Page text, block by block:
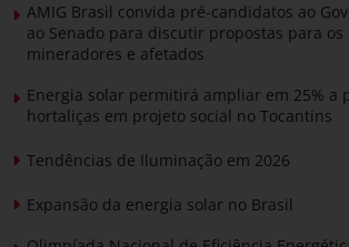
AMIG Brasil convida pré-candidatos ao
ao Senado para discutir propostas para
mineradores e afetados
Energia solar permitirá ampliar em 25% a
hortaliças em projeto social no Tocantins
Tendências de Iluminação em 2026
Expansão da energia solar no Brasil